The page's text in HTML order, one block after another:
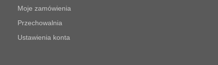
Moje zamówienia
Przechowalnia
Ustawienia konta